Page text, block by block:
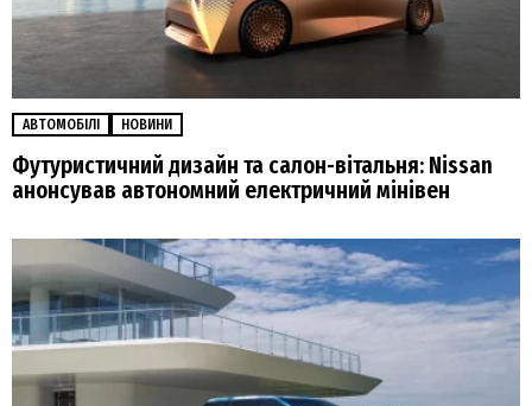
АВТОМОБІЛІ НОВИНИ
Футуристичний дизайн та салон-вітальня: Nissan
анонсував автономний електричний мінівен